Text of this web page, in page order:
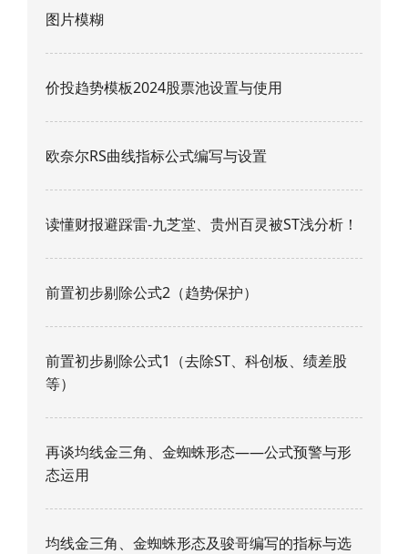
图片模糊
价投趋势模板2024股票池设置与使用
欧奈尔RS曲线指标公式编写与设置
读懂财报避踩雷-九芝堂、贵州百灵被ST浅分析！
前置初步剔除公式2（趋势保护）
前置初步剔除公式1（去除ST、科创板、绩差股
等）
再谈均线金三角、金蜘蛛形态——公式预警与形
态运用
均线金三角、金蜘蛛形态及骏哥编写的指标与选